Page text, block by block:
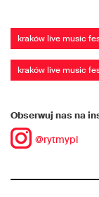
kraków live music
kraków live music
Obserwuj nas na
@rytmypl